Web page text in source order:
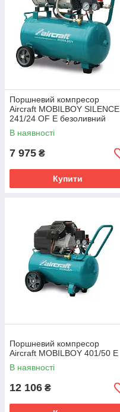
Поршневий компресор
Aircraft MOBILBOY SILENCE
241/24 OF E безоливний
В наявності
7 975 ₴
Купити
Поршневий компресор
Aircraft MOBILBOY 401/50 E
В наявності
12 106 ₴